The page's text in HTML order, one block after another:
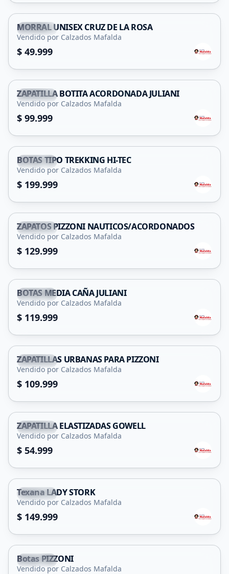
Capital
MORRAL UNISEX CRUZ DE LA ROSA
Vendido por Calzados Mafalda
$ 49.999
Capital
ZAPATILLA BOTITA ACORDONADA JULIANI
Vendido por Calzados Mafalda
$ 99.999
Capital
BOTAS TIPO TREKKING HI-TEC
Vendido por Calzados Mafalda
$ 199.999
Capital
ZAPATOS PIZZONI NAUTICOS/ACORDONADOS
Vendido por Calzados Mafalda
$ 129.999
Capital
BOTAS MEDIA CAÑA JULIANI
Vendido por Calzados Mafalda
$ 119.999
Capital
ZAPATILLAS URBANAS PARA PIZZONI
Vendido por Calzados Mafalda
$ 109.999
Capital
ZAPATILLA ELASTIZADAS GOWELL
Vendido por Calzados Mafalda
$ 54.999
Capital
Texana LADY STORK
Vendido por Calzados Mafalda
$ 149.999
Capital
Botas PIZZONI
Vendido por Calzados Mafalda